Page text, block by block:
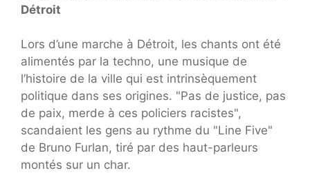
Détroit
Lors d’une marche à Détroit, les chants ont été
alimentés par la techno, une musique de
l’histoire de la ville qui est intrinsèquement
politique dans ses origines. "Pas de justice, pas
de paix, merde à ces policiers racistes",
scandaient les gens au rythme du "Line Five"
de Bruno Furlan, tiré par des haut-parleurs
montés sur un char.